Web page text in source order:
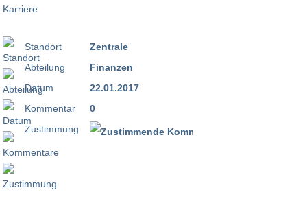
Standort
Abteilung
Datum
Kommentar
Zustimmung
Zentrale
Finanzen
22.01.2017
0